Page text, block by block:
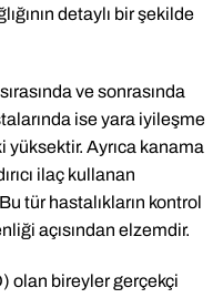
detaylı bir şekilde
ve sonrasında
ise yara iyileşme
Ayrıca kanama
ilaç kullanan
tür hastalıkların kontrol
açısından elzemdir.
olan bireyler gerçekçi